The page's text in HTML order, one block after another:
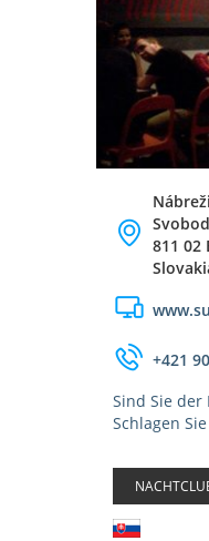
811 02
+421
Sind Sie der
Schlagen